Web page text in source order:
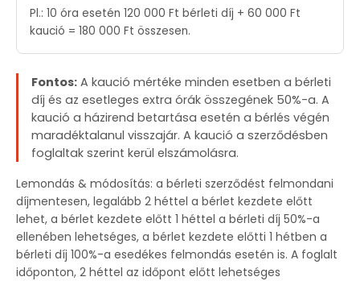
Pl.: 10 óra esetén 120 000 Ft bérleti díj + 60 000 Ft
kaució = 180 000 Ft összesen.
Fontos: A kaució mértéke minden esetben a bérleti
díj és az esetleges extra órák összegének 50%-a. A
kaució a házirend betartása esetén a bérlés végén
maradéktalanul visszajár. A kaució a szerződésben
foglaltak szerint kerül elszámolásra.
Lemondás & módosítás: a bérleti szerződést felmondani
díjmentesen, legalább 2 héttel a bérlet kezdete előtt
lehet, a bérlet kezdete előtt 1 héttel a bérleti díj 50%-a
ellenében lehetséges, a bérlet kezdete előtti 1 hétben a
bérleti díj 100%-a esedékes felmondás esetén is. A foglalt
időponton, 2 héttel az időpont előtt lehetséges